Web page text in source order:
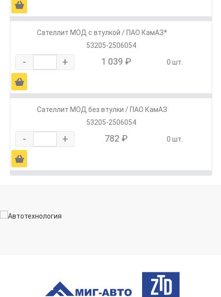
Ä
Сателлит МОД с втулкой / ПАО КамАЗ*
53205-2506054
- + 1 039 ₽ 0 шт.
Ä
Сателлит МОД без втулки / ПАО КамАЗ
53205-2506054
- + 782 ₽ 0 шт.
Ä